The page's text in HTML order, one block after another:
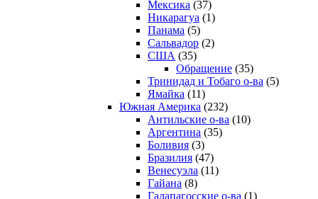
Мексика (37)
Никарагуа (1)
Панама (5)
Сальвадор (2)
США (35)
Обращение (35)
Тринидад и Тобаго о-ва (5)
Ямайка (11)
Южная Америка (232)
Антильские о-ва (10)
Аргентина (35)
Боливия (3)
Бразилия (47)
Венесуэла (11)
Гайана (8)
Галапагосские о-ва (1)